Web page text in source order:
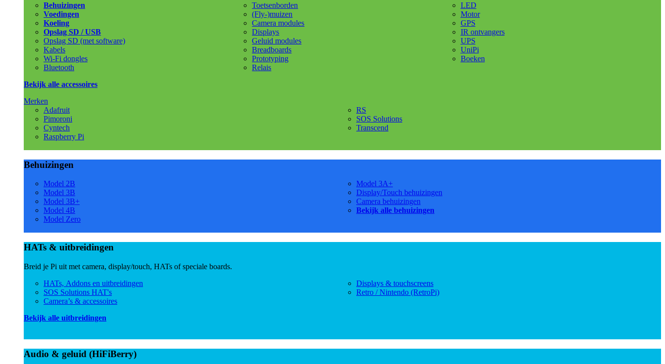
Behuizingen
Voedingen
Koeling
Opslag SD / USB
Opslag SD (met software)
Kabels
Wi-Fi dongles
Bluetooth
Toetsenborden
(Fly-)muizen
Camera modules
Displays
Geluid modules
Breadboards
Prototyping
Relais
LED
Motor
GPS
IR ontvangers
UPS
UniPi
Boeken
Bekijk alle accessoires
Merken
Adafruit
Pimoroni
Cyntech
Raspberry Pi
RS
SOS Solutions
Transcend
Behuizingen
Model 2B
Model 3B
Model 3B+
Model 4B
Model Zero
Model 3A+
Display/Touch behuizingen
Camera behuizingen
Bekijk alle behuizingen
HATs & uitbreidingen
Breid je Pi uit met camera, display/touch, HATs of speciale boards.
HATs, Addons en uitbreidingen
SOS Solutions HAT's
Camera’s & accessoires
Displays & touchscreens
Retro / Nintendo (RetroPi)
Bekijk alle uitbreidingen
Audio & geluid (HiFiBerry)